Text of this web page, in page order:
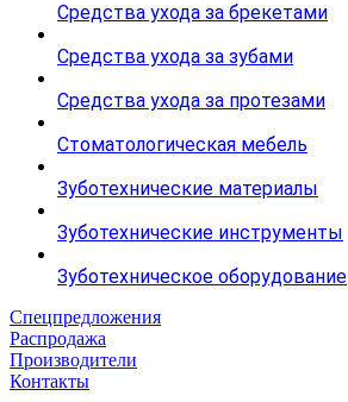
Средства ухода за брекетами
Средства ухода за зубами
Средства ухода за протезами
Стоматологическая мебель
Зуботехнические материалы
Зуботехнические инструменты
Зуботехническое оборудование
Спецпредложения
Распродажа
Производители
Контакты